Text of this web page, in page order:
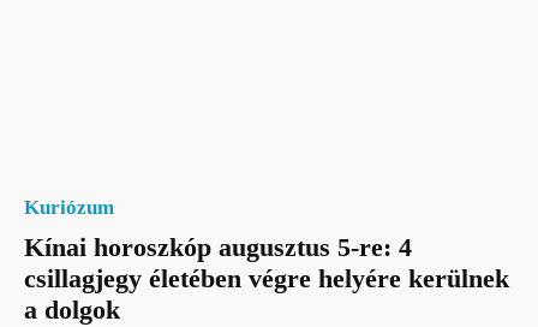
Kuriózum
Kínai horoszkóp augusztus 5-re: 4
csillagjegy életében végre helyére kerülnek
a dolgok